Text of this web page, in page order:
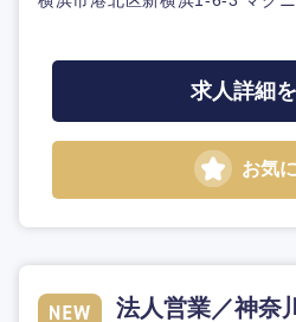
求人詳細
お気
法人営業／神奈